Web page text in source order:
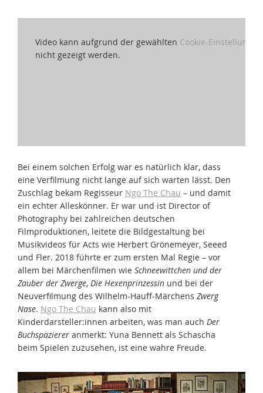
Video kann aufgrund der gewählten Cookie-Einstellungen
nicht gezeigt werden.
Bei einem solchen Erfolg war es natürlich klar, dass
eine Verfilmung nicht lange auf sich warten lässt. Den
Zuschlag bekam Regisseur Ngo The Chau – und damit
ein echter Alleskönner. Er war und ist Director of
Photography bei zahlreichen deutschen
Filmproduktionen, leitete die Bildgestaltung bei
Musikvideos für Acts wie Herbert Grönemeyer, Seeed
und Fler. 2018 führte er zum ersten Mal Regie – vor
allem bei Märchenfilmen wie Schneewittchen und der
Zauber der Zwerge, Die Hexenprinzessin und bei der
Neuverfilmung des Wilhelm-Hauff-Märchens Zwerg
Nase. Ngo The Chau kann also mit
Kinderdarsteller:innen arbeiten, was man auch Der
Buchspazierer anmerkt: Yuna Bennett als Schascha
beim Spielen zuzusehen, ist eine wahre Freude.